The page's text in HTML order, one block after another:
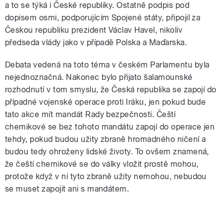
a to se týká i České republiky. Ostatně podpis pod
dopisem osmi, podporujícím Spojené státy, připojil za
Českou republiku prezident Václav Havel, nikoliv
předseda vlády jako v případě Polska a Maďarska.
Debata vedená na toto téma v českém Parlamentu byla
nejednoznačná. Nakonec bylo přijato šalamounské
rozhodnutí v tom smyslu, že Česká republika se zapojí do
případné vojenské operace proti Iráku, jen pokud bude
tato akce mít mandát Rady bezpečnosti. Čeští
chemikové se bez tohoto mandátu zapojí do operace jen
tehdy, pokud budou užity zbraně hromadného ničení a
budou tedy ohroženy lidské životy. To ovšem znamená,
že čeští chemikové se do války vložit prostě mohou,
protože když v ní tyto zbraně užity nemohou, nebudou
se muset zapojit ani s mandátem.